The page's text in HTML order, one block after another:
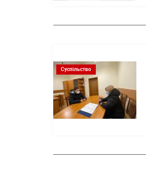
Суспільство